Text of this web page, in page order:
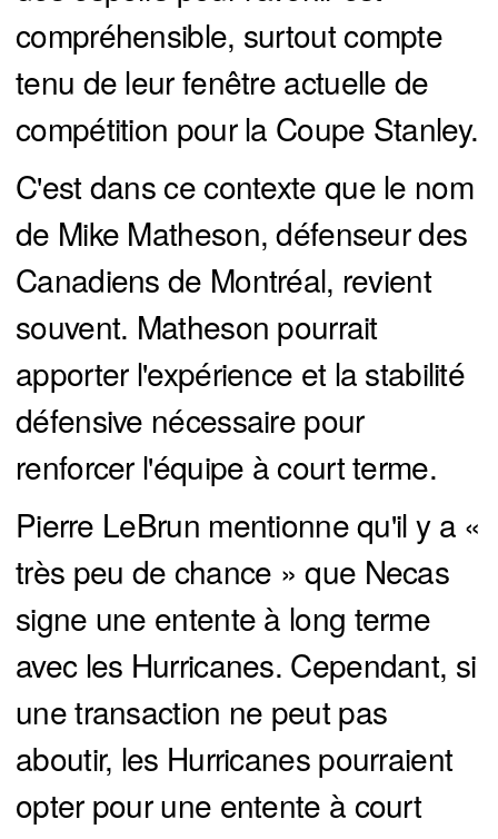
compréhensible, surtout compte
tenu de leur fenêtre actuelle de
compétition pour la Coupe Stanley.
C'est dans ce contexte que le nom
de Mike Matheson, défenseur des
Canadiens de Montréal, revient
souvent. Matheson pourrait
apporter l'expérience et la stabilité
défensive nécessaire pour
renforcer l'équipe à court terme.
Pierre LeBrun mentionne qu'il y a «
très peu de chance » que Necas
signe une entente à long terme
avec les Hurricanes. Cependant, si
une transaction ne peut pas
aboutir, les Hurricanes pourraient
opter pour une entente à court